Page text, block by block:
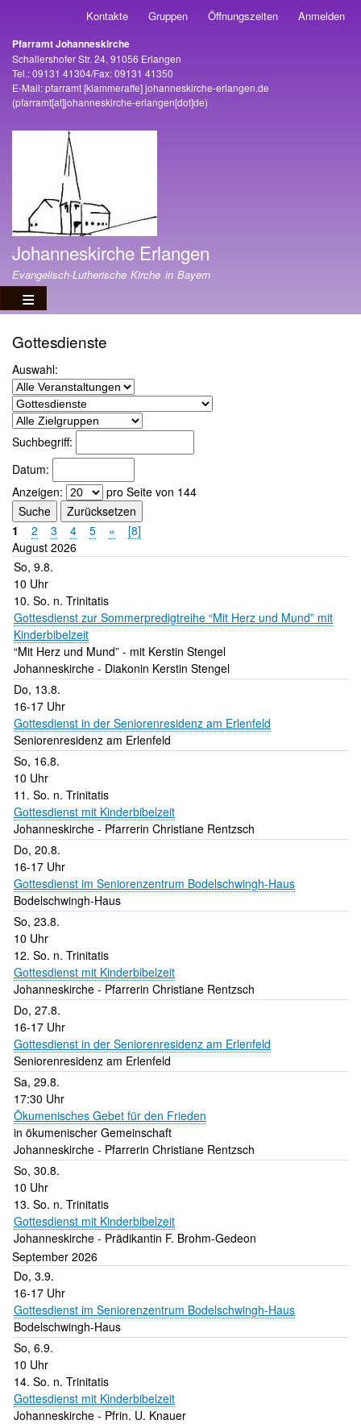
Kontakte Gruppen Öffnungszeiten Anmelden
Adresse
Pfarramt Johanneskirche
Schallershofer Str. 24, 91056 Erlangen
Tel.: 09131 41304/Fax: 09131 41350
E-Mail:pfarramt[klammeraffe]johanneskirche-erlangen.de
(pfarramt[at]johanneskirche-erlangen[dot]de)
Johanneskirche Erlangen
Evangelisch-Lutherische Kirche in Bayern
Gottesdienste
Auswahl:
Suchbegriff:
Datum:
Anzeigen:
pro Seite von 144
Suche
Zurücksetzen
1
2 3 4 5 »
[8]
August 2026
So, 9.8.
10 Uhr
10. So. n. Trinitatis
Gottesdienst zur Sommerpredigtreihe “Mit Herz und Mund” mit
Kinderbibelzeit
“Mit Herz und Mund” - mit Kerstin Stengel
Johanneskirche
Diakonin Kerstin Stengel
Do, 13.8.
16-17 Uhr
Gottesdienst in der Seniorenresidenz am Erlenfeld
Seniorenresidenz am Erlenfeld
So, 16.8.
10 Uhr
11. So. n. Trinitatis
Gottesdienst mit Kinderbibelzeit
Johanneskirche
Pfarrerin Christiane Rentzsch
Do, 20.8.
16-17 Uhr
Gottesdienst im Seniorenzentrum Bodelschwingh-Haus
Bodelschwingh-Haus
So, 23.8.
10 Uhr
12. So. n. Trinitatis
Gottesdienst mit Kinderbibelzeit
Johanneskirche
Pfarrerin Christiane Rentzsch
Do, 27.8.
16-17 Uhr
Gottesdienst in der Seniorenresidenz am Erlenfeld
Seniorenresidenz am Erlenfeld
Sa, 29.8.
17:30 Uhr
Ökumenisches Gebet für den Frieden
in ökumenischer Gemeinschaft
Johanneskirche
Pfarrerin Christiane Rentzsch
So, 30.8.
10 Uhr
13. So. n. Trinitatis
Gottesdienst mit Kinderbibelzeit
Johanneskirche
Prädikantin F. Brohm-Gedeon
September 2026
Do, 3.9.
16-17 Uhr
Gottesdienst im Seniorenzentrum Bodelschwingh-Haus
Bodelschwingh-Haus
So, 6.9.
10 Uhr
14. So. n. Trinitatis
Gottesdienst mit Kinderbibelzeit
Johanneskirche
Pfrin. U. Knauer